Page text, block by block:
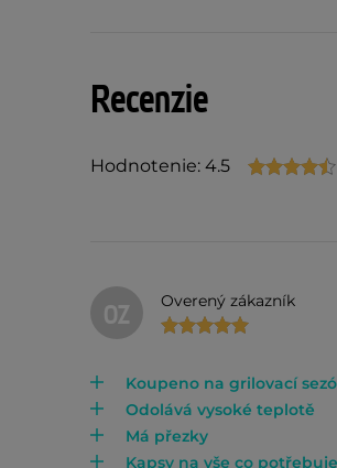
Recenzie
Hodnotenie: 4.5
OZ Overený zákazník
Koupeno na grilovací
Odolává vysoké teplotě
Má přezky
Kapsy na vše co